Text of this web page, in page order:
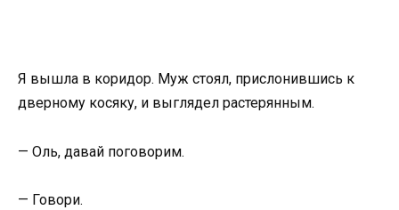
Я вышла в коридор. Муж стоял, прислонившись к
дверному косяку, и выглядел растерянным.
— Оль, давай поговорим.
— Говори.